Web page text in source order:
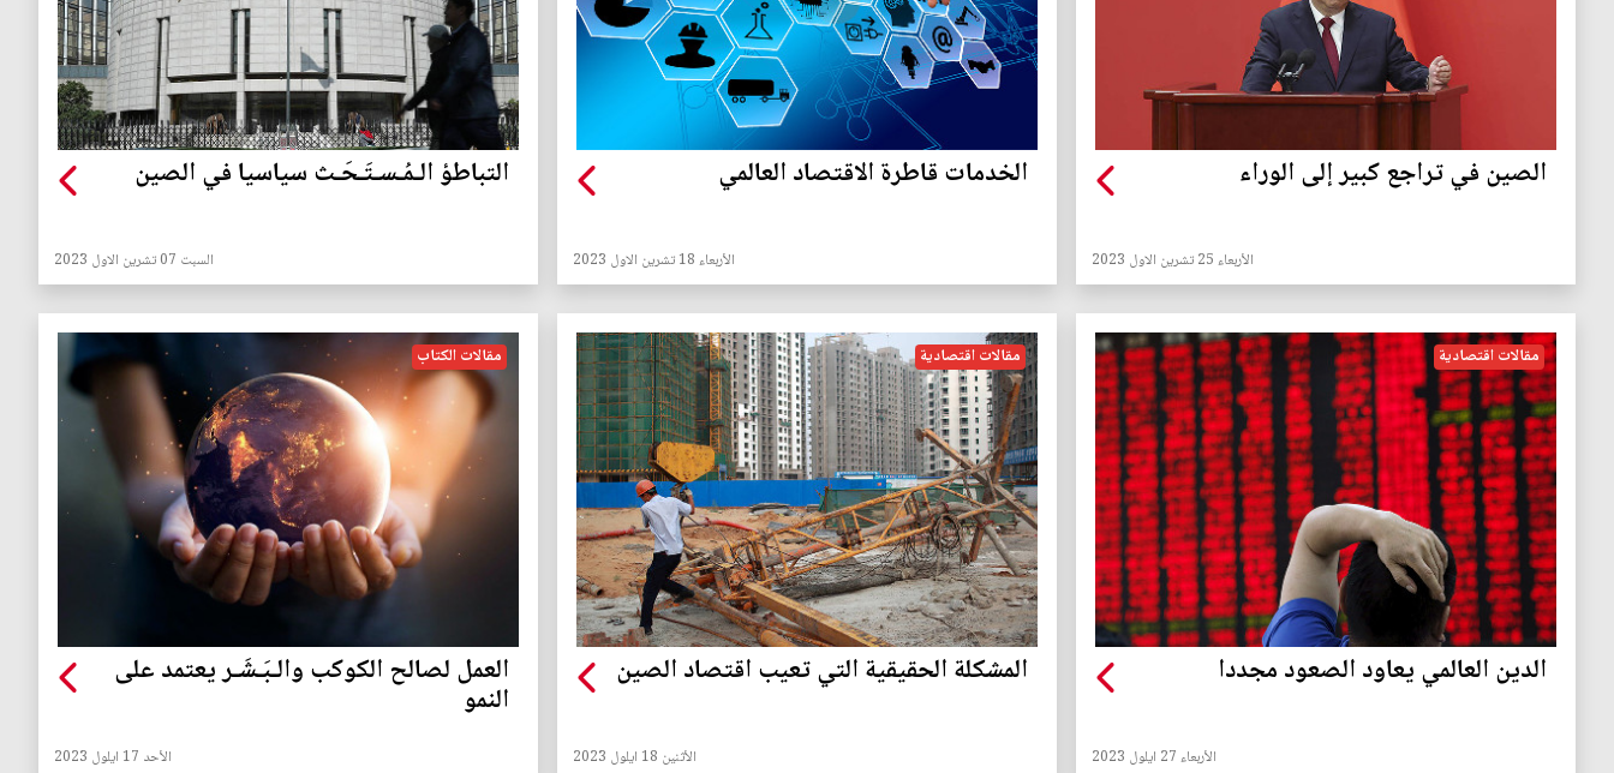
الصين في تراجع كبير إلى الوراء
الأربعاء 25 تشرين الاول 2023
الخدمات قاطرة الاقتصاد العالمي
الأربعاء 18 تشرين الاول 2023
التباطؤ الـمُـسـتَـحَـث سياسيا في الصين
السبت 07 تشرين الاول 2023
مقالات اقتصادية
الدين العالمي يعاود الصعود مجددا
الأربعاء 27 ايلول 2023
مقالات اقتصادية
المشكلة الحقيقية التي تعيب اقتصاد الصين
الأثنين 18 ايلول 2023
مقالات الكتاب
العمل لصالح الكوكب والـبَـشَـر يعتمد على
النمو
الأحد 17 ايلول 2023